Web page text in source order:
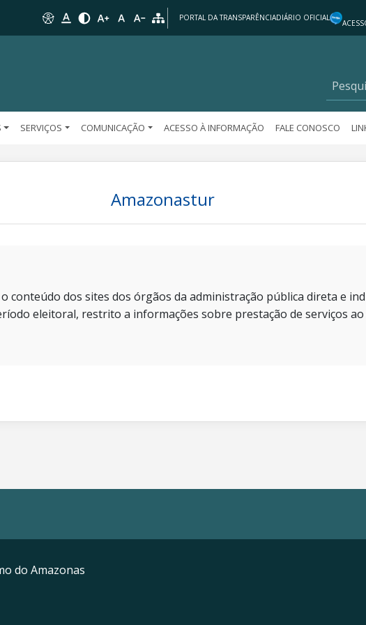
PORTAL DA TRANSPARÊNCIADIÁRIO OFICIAL
SERVIÇOS COMUNICAÇÃO ACESSO À INFORMAÇÃO FALE CONOSCO
Amazonastur
conteúdo dos sites dos órgãos da administração pública direta e
eleitoral, restrito a informações sobre prestação de serviços ao
do Amazonas